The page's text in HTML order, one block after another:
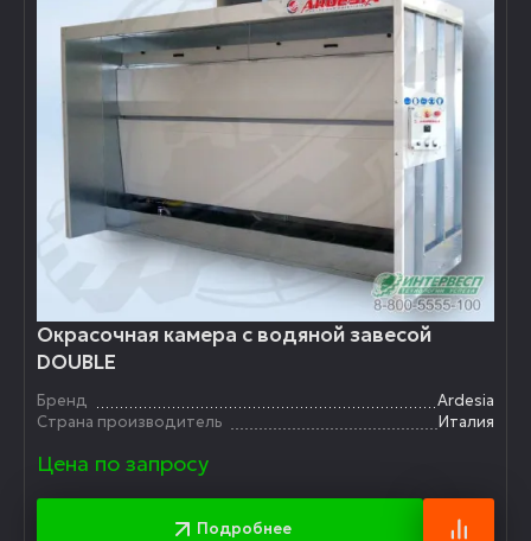
Окрасочная камера с водяной завесой
DOUBLE
Бренд
Ardesia
Страна производитель
Италия
Цена по запросу
Подробнее